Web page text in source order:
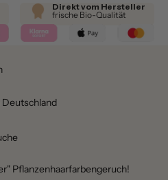
Direkt vom Hersteller
frische Bio-Qualität
Pflanzenhaarfarbengeruch!